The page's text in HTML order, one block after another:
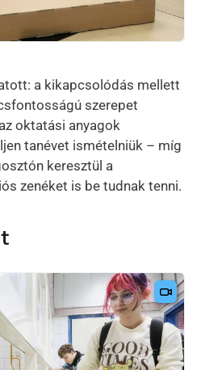
a kikapcsolódás mellett
szerepet
oktatási anyagok
tanévet ismételniük – míg
keresztül a
zenéket is be tudnak tenni.